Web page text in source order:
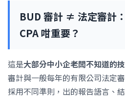
BUD 審計 ≠ 法定審計
CPA 咁重要？
這是大部分中小企老闆不知道的
審計與一般每年的有限公司法定
採用不同準則，出的報告語言、